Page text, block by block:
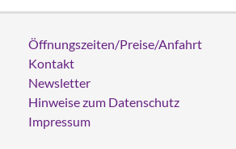
Öffnungszeiten/Preise/Anfahrt
Kontakt
Newsletter
Hinweise zum Datenschutz
Impressum